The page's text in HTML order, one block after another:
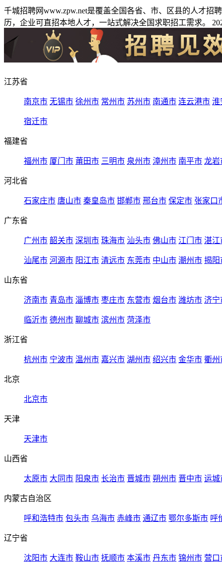
千城招聘网www.zpw.net是覆盖全国各省、市、区县的人才
历，企业可直招本地人才，一站式解决全国求职招工需求。
江苏省
南京市 无锡市 徐州市 常州市 苏州市 南通市 连云港市 淮
宿迁市
福建省
福州市 厦门市 莆田市 三明市 泉州市 漳州市 南平市 龙岩
河北省
石家庄市 唐山市 秦皇岛市 邯郸市 邢台市 保定市 张家口
广东省
广州市 韶关市 深圳市 珠海市 汕头市 佛山市 江门市 湛江
汕尾市 河源市 阳江市 清远市 东莞市 中山市 潮州市 揭阳
山东省
济南市 青岛市 淄博市 枣庄市 东营市 烟台市 潍坊市 济宁
临沂市 德州市 聊城市 滨州市 菏泽市
浙江省
杭州市 宁波市 温州市 嘉兴市 湖州市 绍兴市 金华市 衢州
北京
北京市
天津
天津市
山西省
太原市 大同市 阳泉市 长治市 晋城市 朔州市 晋中市 运城
内蒙古自治区
呼和浩特市 包头市 乌海市 赤峰市 通辽市 鄂尔多斯市 呼
辽宁省
沈阳市 大连市 鞍山市 抚顺市 本溪市 丹东市 锦州市 营口